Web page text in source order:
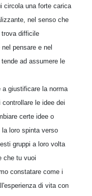
circola una forte carica
nel senso che
trova difficile
pensare e nel
ad assumere le
giustificare la norma
le idee dei
certe idee o
loro spinta verso
gruppi a loro volta
che tu vuoi
constatare come i
di vita con